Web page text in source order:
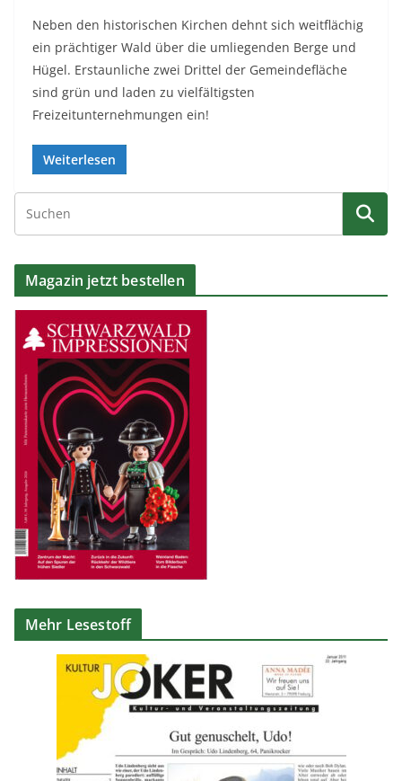
Neben den historischen Kirchen dehnt sich weitflächig
ein prächtiger Wald über die umliegenden Berge und
Hügel. Erstaunliche zwei Drittel der Gemeindefläche
sind grün und laden zu vielfältigsten
Freizeitunternehmungen ein!
Weiterlesen
Magazin jetzt bestellen
Mehr Lesestoff